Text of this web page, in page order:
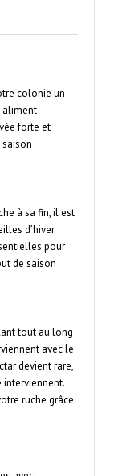
colonie un
aliment
forte et
à sa fin, il est
d’hiver
pour
de saison
tout au long
avec le
devient rare,
ruche grâce